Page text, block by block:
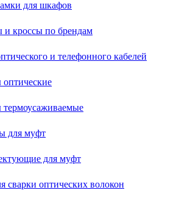
для шкафов
кроссы по брендам
и телефонного кабелей
для муфт
для муфт
сварки оптических волокон